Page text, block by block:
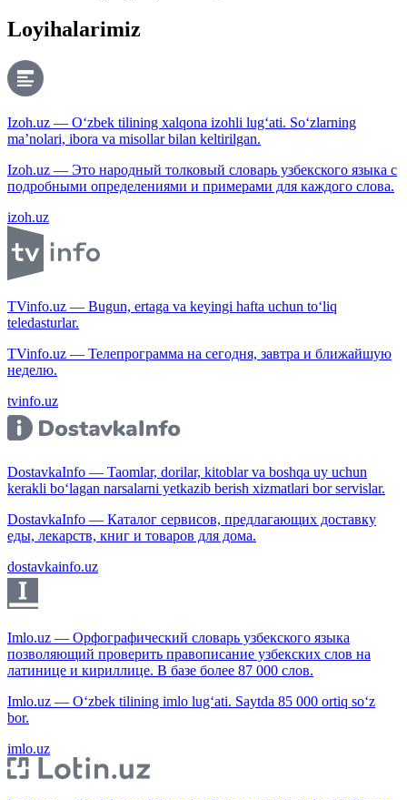
Loyihalarimiz
Izoh.uz — O‘zbek tilining xalqona izohli lug‘ati. So‘zlarning
ma’nolari, ibora va misollar bilan keltirilgan.
Izoh.uz — Это народный толковый словарь узбекского языка с
подробными определениями и примерами для каждого слова.
izoh.uz
TVinfo.uz — Bugun, ertaga va keyingi hafta uchun to‘liq
teledasturlar.
TVinfo.uz — Телепрограмма на сегодня, завтра и ближайшую
неделю.
tvinfo.uz
DostavkaInfo — Taomlar, dorilar, kitoblar va boshqa uy uchun
kerakli bo‘lagan narsalarni yetkazib berish xizmatlari bor servislar.
DostavkaInfo — Каталог сервисов, предлагающих доставку
еды, лекарств, книг и товаров для дома.
dostavkainfo.uz
Imlo.uz — Орфографический словарь узбекского языка
позволяющий проверить правописание узбекских слов на
латинице и кириллице. В базе более 87 000 слов.
Imlo.uz — O‘zbek tilining imlo lug‘ati. Saytda 85 000 ortiq so‘z
bor.
imlo.uz